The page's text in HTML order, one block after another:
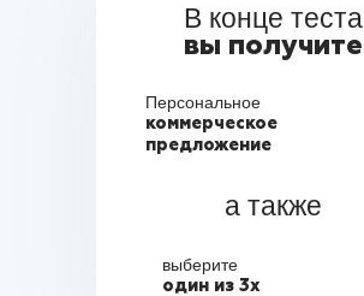
В конце теста
вы получите
Персональное
коммерческое
предложение
а также
выберите
один из 3х